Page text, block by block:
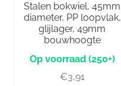
Stalen bokwiel, 45mm
diameter, PP loopvlak,
glijlager, 49mm
bouwhoogte
(250+)
€3,91